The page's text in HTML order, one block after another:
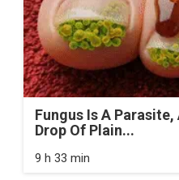
Fungus Is A
Drop Of Plain...
9 h 33 min